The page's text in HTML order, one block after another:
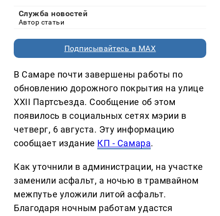
Служба новостей
Автор статьи
Подписывайтесь в MAX
В Самаре почти завершены работы по
обновлению дорожного покрытия на улице
XXII Партсъезда. Сообщение об этом
появилось в социальных сетях мэрии в
четверг, 6 августа. Эту информацию
сообщает издание КП - Самара.
Как уточнили в администрации, на участке
заменили асфальт, а ночью в трамвайном
межпутье уложили литой асфальт.
Благодаря ночным работам удастся